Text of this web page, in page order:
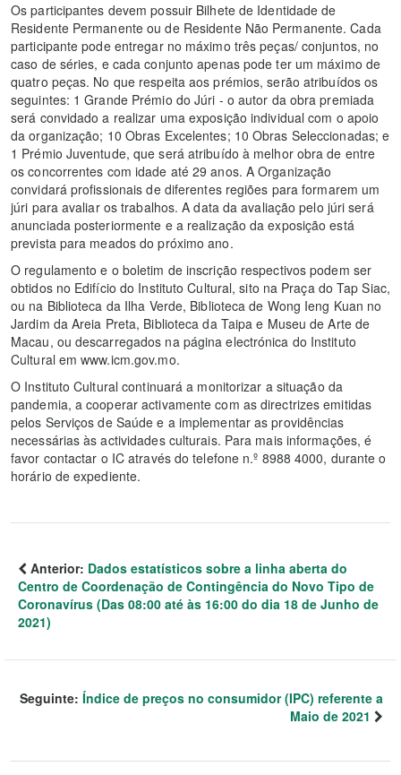
Os participantes devem possuir Bilhete de Identidade de
Residente Permanente ou de Residente Não Permanente. Cada
participante pode entregar no máximo três peças/ conjuntos, no
caso de séries, e cada conjunto apenas pode ter um máximo de
quatro peças. No que respeita aos prémios, serão atribuídos os
seguintes: 1 Grande Prémio do Júri - o autor da obra premiada
será convidado a realizar uma exposição individual com o apoio
da organização; 10 Obras Excelentes; 10 Obras Seleccionadas; e
1 Prémio Juventude, que será atribuído à melhor obra de entre
os concorrentes com idade até 29 anos. A Organização
convidará profissionais de diferentes regiões para formarem um
júri para avaliar os trabalhos. A data da avaliação pelo júri será
anunciada posteriormente e a realização da exposição está
prevista para meados do próximo ano.
O regulamento e o boletim de inscrição respectivos podem ser
obtidos no Edifício do Instituto Cultural, sito na Praça do Tap Siac,
ou na Biblioteca da Ilha Verde, Biblioteca de Wong Ieng Kuan no
Jardim da Areia Preta, Biblioteca da Taipa e Museu de Arte de
Macau, ou descarregados na página electrónica do Instituto
Cultural em www.icm.gov.mo.
O Instituto Cultural continuará a monitorizar a situação da
pandemia, a cooperar activamente com as directrizes emitidas
pelos Serviços de Saúde e a implementar as providências
necessárias às actividades culturais. Para mais informações, é
favor contactar o IC através do telefone n.º 8988 4000, durante o
horário de expediente.
Anterior: Dados estatísticos sobre a linha aberta do
Centro de Coordenação de Contingência do Novo Tipo de
Coronavírus (Das 08:00 até às 16:00 do dia 18 de Junho de
2021)
Seguinte: Índice de preços no consumidor (IPC) referente a
Maio de 2021